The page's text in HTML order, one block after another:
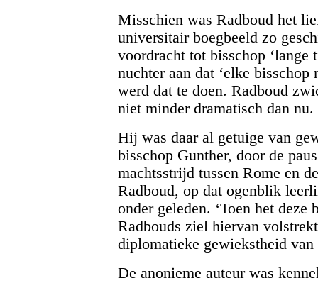
Misschien was Radboud het
universitair boegbeeld zo
voordracht tot bisschop ‘lange
nuchter aan dat ‘elke
werd dat te doen. Radboud
niet minder dramatisch dan nu.
Hij was daar al getuige van
bisschop Gunther, door de
machtsstrijd tussen Rome en
Radboud, op dat ogenblik
onder geleden. ‘Toen het
Radbouds ziel hiervan
diplomatieke gewiekstheid
De anonieme auteur was